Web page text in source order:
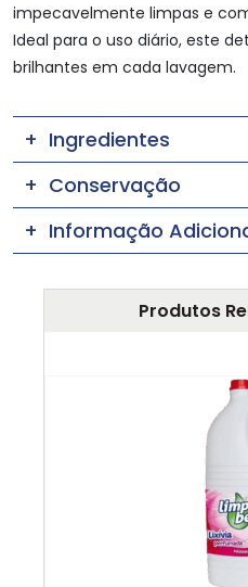
impecavelmente limpas e
Ideal para o uso diário, este
brilhantes em cada lavagem.
Ingredientes
Conservação
Informação
Produtos